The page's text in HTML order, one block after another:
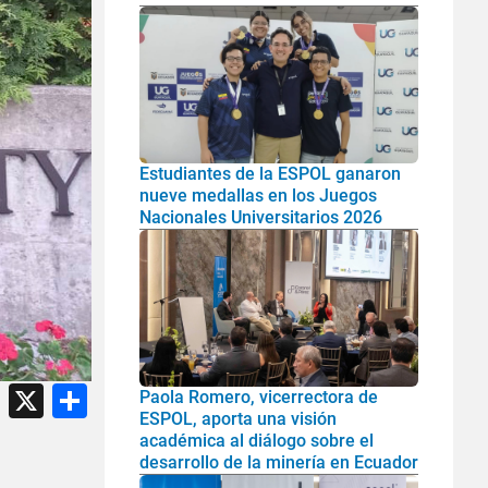
Facebook
X Share
Estudiantes de la ESPOL ganaron
nueve medallas en los Juegos
Nacionales Universitarios 2026
Paola Romero, vicerrectora de
ESPOL, aporta una visión
académica al diálogo sobre el
desarrollo de la minería en Ecuador